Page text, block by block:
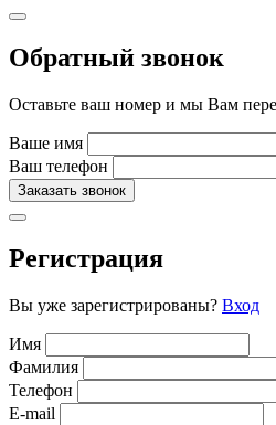
Обратный звонок
Оставьте ваш номер и мы Вам
Ваше имя
Ваш телефон
Заказать звонок
Регистрация
Вы уже зарегистрированы? Вход
Имя
Фамилия
Телефон
E-mail